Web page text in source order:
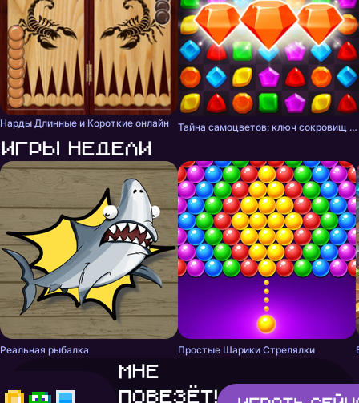
Нарды Длинные и Короткие онлайн Тайна самоцветов: ключ сокровищ - три в ряд
Игры недели
Реальная рыбалка Простые Шарики Стрелялки
Мне
повезёт!